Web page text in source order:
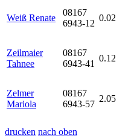
Weiß Renate
08167
6943-12
0.02
Zeilmaier
Tahnee
08167
6943-41
0.12
Zelmer
Mariola
08167
6943-57
2.05
drucken nach oben